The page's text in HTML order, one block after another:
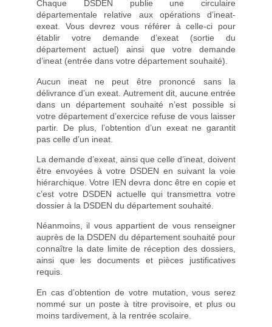
Chaque DSDEN publie une circulaire
départementale relative aux opérations d’ineat-
exeat. Vous devrez vous référer à celle-ci pour
établir votre demande d’exeat (sortie du
département actuel) ainsi que votre demande
d’ineat (entrée dans votre département souhaité).
Aucun ineat ne peut être prononcé sans la
délivrance d’un exeat. Autrement dit, aucune entrée
dans un département souhaité n’est possible si
votre département d’exercice refuse de vous laisser
partir. De plus, l’obtention d’un exeat ne garantit
pas celle d’un ineat.
La demande d’exeat, ainsi que celle d’ineat, doivent
être envoyées à votre DSDEN en suivant la voie
hiérarchique. Votre IEN devra donc être en copie et
c’est votre DSDEN actuelle qui transmettra votre
dossier à la DSDEN du département souhaité.
Néanmoins, il vous appartient de vous renseigner
auprès de la DSDEN du département souhaité pour
connaître la date limite de réception des dossiers,
ainsi que les documents et pièces justificatives
requis.
En cas d’obtention de votre mutation, vous serez
nommé sur un poste à titre provisoire, et plus ou
moins tardivement, à la rentrée scolaire.